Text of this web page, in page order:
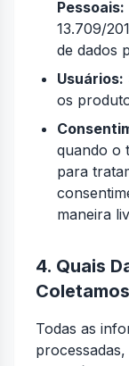
Pessoais:
13.709/
de dados
Usuários:
os
quando o
para
maneira
4. Quais
Coletamos
Todas as